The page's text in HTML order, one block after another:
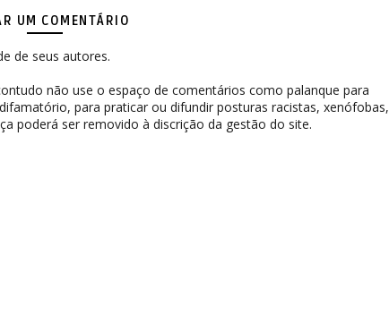
UM COMENTÁRIO
de seus autores.
não use o espaço de comentários como palanque para
para praticar ou difundir posturas racistas, xenófobas,
poderá ser removido à discrição da gestão do site.